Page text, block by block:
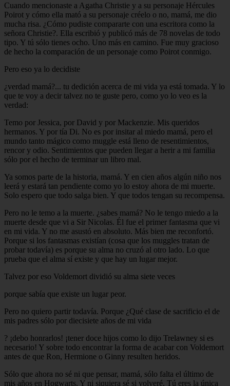
Cuando mencionaste a Agatha Christie y a su personaje Hércules
Poirot y cómo ella mató a su personaje créelo o no, mamá, me dio
mucha risa. ¿Cómo pudiste compararte con una escritora como la
señora Christie?. Ella escribió y publicó más de 78 novelas de todo
tipo. Y tú sólo tienes ocho. Uno más en camino. Fue muy gracioso
de hecho la comparación de un personaje como Poirot conmigo.
Pero eso ya lo decidiste
¿verdad mamá?... tu dedición acerca de mi vida ya está tomada. Y lo
que te voy a decir talvez no te guste pero, como yo lo veo es la
verdad:
Temo por Jessica, por David y por Mackenzie. Mis queridos
hermanos. Y por tía Di. No es por insitar al miedo mamá, pero el
mundo tanto mágico como muggle está lleno de resentimientos,
rencor y odio. Sentimientos que pueden llegar a herir a mi familia
sólo por el hecho de terminar un libro mal.
Ya somos parte de la historia, mamá. Y en cien años algún niño nos
leerá y estará tan pendiente como yo lo estoy ahora de mi muerte.
Solo espero que todo salga bien. Y que todos tengan su recompensa.
Pero no le temo a la muerte. ¿sabes mamá? No le tengo miedo a la
muerte desde que vi a Sir Nicolas. Él fue el primer fantasma que vi
en mi vida. Y no me asustó en absoluto. Más bien me reconfortó.
Porque si los fantasmas existían (cosa que los muggles tratan de
probar todavía) es porque su alma no cruzó al otro lado. Lo que
prueba que el alma sí existe y que hay un lugar mejor.
Talvez por eso Voldemort dividió su alma siete veces
porque sabía que existe un lugar peor.
Pero no quiero partir todavía. Porque ¿Qué clase de sacrificio el de
mis padres sólo por diecisiete años de mi vida
? ¡debo honrarlos! ¡tener doce hijos como lo dijo Trelawney si es
necesario! Y sobre todo encontrar la forma de acabar con Voldemort
antes de que Ron, Hermione o Ginny resulten heridos.
Sólo que ahora no sé ni que pensar, mamá, sólo falta el último de
mis años en Hogwarts. Y ni siquiera sé si volveré. Tú eres la única